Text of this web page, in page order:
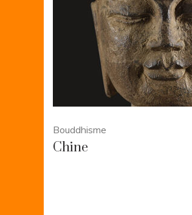
Bouddhisme
Chine